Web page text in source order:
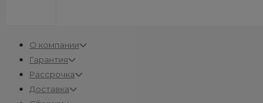
О компании
Гарантия
Рассрочка
Доставка